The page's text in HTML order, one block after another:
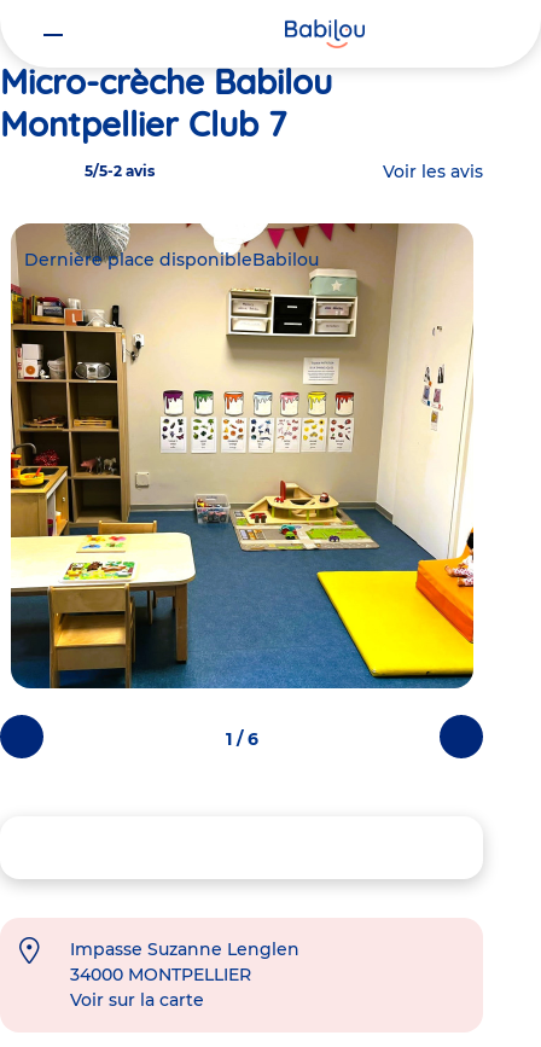
Micro-crèche Babilou
Montpellier Club 7
5/5-2 avis Voir les avis
Photos
précédentes
Photos
suivantes
Dernière place disponibleBabilou
1 / 6
Impasse Suzanne Lenglen
34000 MONTPELLIER
Voir sur la carte